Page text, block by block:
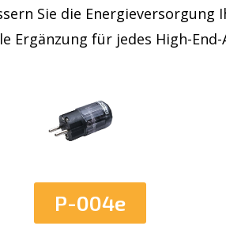
Sie die
Ergänzung für jedes High-
P-004e